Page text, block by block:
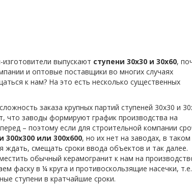
выпускают ступени 30х30 и 30х60,
и оптовые поставщики во многих случаях
к нам? На это есть несколько существенных
заказа крупных партий ступеней 30х30 и
что заводы формируют график производства на
– поэтому если для строительной компании
300х300 или 300х600, но их нет на заводах, в таком
ждать, смещать сроки ввода объектов и так далее.
обычный керамогранит к нам на
фаску в ¼ круга и противоскользящие насечки, т.е.
ступени в кратчайшие сроки.